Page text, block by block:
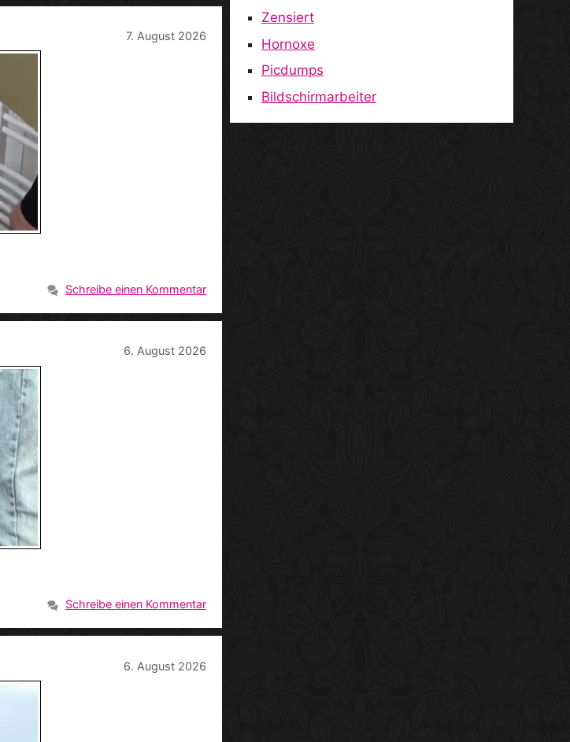
7. August 2026
Schreibe einen Kommentar
6. August 2026
Schreibe einen Kommentar
6. August 2026
Zensiert
Hornoxe
Picdumps
Bildschirmarbeiter